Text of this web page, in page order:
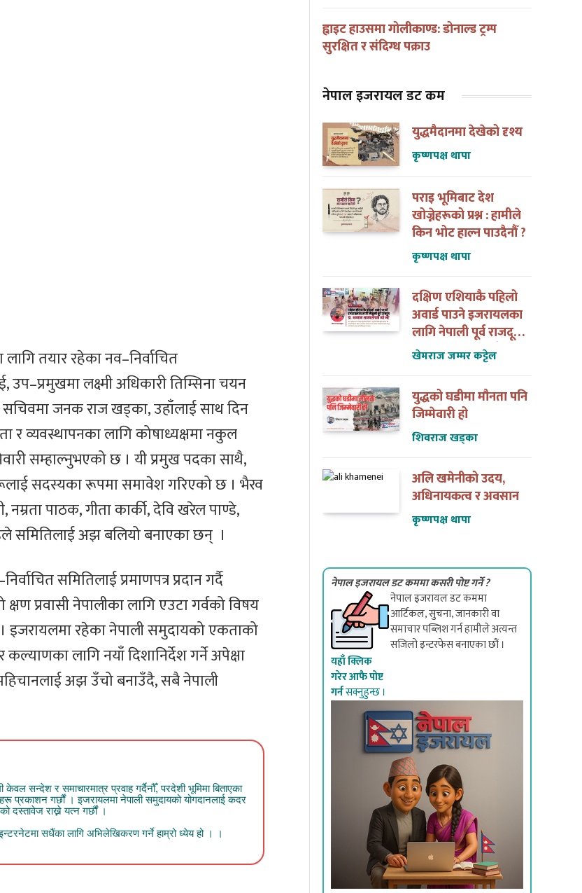
तयार रहेका नव–निर्वाचित
उप–प्रमुखमा लक्ष्मी अधिकारी तिम्सिना चयन
जनक राज खड्का, उहाँलाई साथ दिन
र व्यवस्थापनका लागि कोषाध्यक्षमा नकुल
सम्हाल्नुभएको छ । यी प्रमुख पदका साथै,
सदस्यका रूपमा समावेश गरिएको छ । भैरव
नम्रता पाठक, गीता कार्की, देवि खरेल पाण्डे,
समितिलाई अझ बलियो बनाएका छन् ।
समितिलाई प्रमाणपत्र प्रदान गर्दै
प्रवासी नेपालीका लागि एउटा गर्वको विषय
इजरायलमा रहेका नेपाली समुदायको एकताको
लागि नयाँ दिशानिर्देश गर्ने अपेक्षा
अझ उँचो बनाउँदै, सबै नेपाली
सन्देश र समाचारमात्र प्रवाह गर्दैनौँ, परदेशी भूमिमा बिताएका
प्रकाशन गर्छौं । इजरायलमा नेपाली समुदायको योगदानलाई कदर
दस्तावेज राख्ने यत्न गर्छौं ।
सधैंका लागि अभिलेखिकरण गर्ने हाम्रो ध्येय हो । ।
ह्वाइट हाउसमा गोलीकाण्ड: डोनाल्ड ट्रम्प
सुरक्षित र संदिग्ध पक्राउ
नेपाल इजरायल डट कम
युद्धमैदानमा देखेको दृश्य
कृष्णपक्ष थापा
पराइ भूमिबाट देश
खोज्नेहरूको प्रश्न : हामीले
किन भोट हाल्न पाउदैनौँ ?
कृष्णपक्ष थापा
दक्षिण एशियाकै पहिलो
अवार्ड पाउने इजरायलका
लागि नेपाली पूर्व राजदूत
डा. अन्जान शाक्यसँगको
खेमराज जम्मर कट्टेल
युद्धको घडीमा मौनता पनि
जिम्मेवारी हो
शिवराज खड्का
अलि खमेनीको उदय,
अधिनायकत्व र अवसान
कृष्णपक्ष थापा
नेपाल इजरायल डट कममा कसरी पोष्ट गर्ने ?
यहाँ क्लिक
गरेर आफै पोष्ट
गर्नसक्नुहुन्छ ।
नेपाल इजरायल डट कममा
आर्टिकल, सुचना, जानकारी वा
समाचार पब्लिश गर्न हामीले अत्यन्त
सजिलो इन्टरफेस बनाएका छौं ।